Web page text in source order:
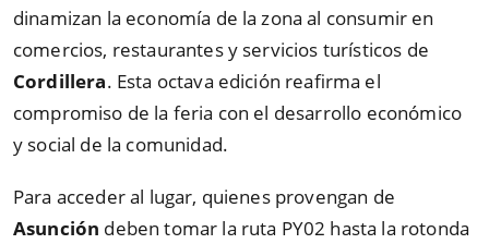
dinamizan la economía de la zona al consumir en
comercios, restaurantes y servicios turísticos de
Cordillera. Esta octava edición reafirma el
compromiso de la feria con el desarrollo económico
y social de la comunidad.
Para acceder al lugar, quienes provengan de
Asunción deben tomar la ruta PY02 hasta la rotonda